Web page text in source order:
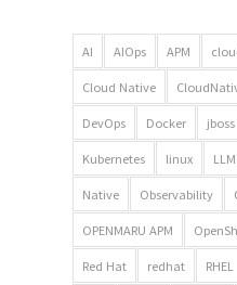
AI AIOps APM
Cloud Native
DevOps Docker jboss
Kubernetes linux LLM
Native Observability
OPENMARU APM
Red Hat redhat RHEL